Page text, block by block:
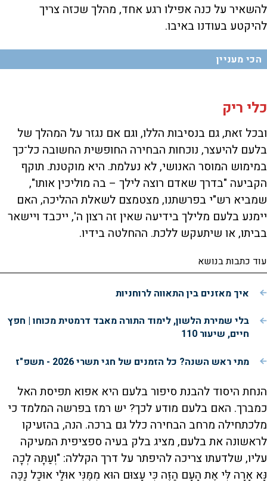
להשאיר על כנה אפילו רגע אחד, מהלך שכזה צריך
להיקטע בעודנו באיבו.
הכי מעניין
כלי ריק
ובכל זאת, גם בנסיבות הללו, וגם אם נגזר על המהלך של
בלעם להיעצר, נוכחות הבחירה החופשית החשובה כל־כך
במימוש המוסר האנושי, לא נעלמת. היא מוקטנת. תוקף
הקביעה "בדרך שאדם רוצה לילך – בה מוליכין אותו",
שמביא רש"י בפרשתנו, מצטמצם לשאלת ההליכה, האם
יימנע בלעם מלילך בידיעה שאין זה רצון ה', ייכבד ויישאר
בביתו, או שיתעקש ללכת. ההחלטה בידיו.
עוד כתבות בנושא
איך מאזנים בין התאווה לרוחניות
בלי שמירת הלשון, לימוד התורה מאבד דרמטית מכוחו | חפץ
חיים, שיעור 110
מתי ראש השנה? כל הזמנים של חגי תשרי 2026 - תשפ"ז
הנחת היסוד להבנת סיפור בלעם היא אפוא תפיסת האל
כמברך. האם בלעם מודע לכך? יש רמז בפרשה המלמד כי
מלכתחילה מרחב הבחירה כלל גם ברכה. הנה, בהזעיקו
לראשונה את בלעם, מציג בלק בעיה ספציפית המעיקה
עליו, שלדעתו צריכה להיפתר על דרך הקללה: "וְעַתָּה לְכָה
נָּא אָרָה לִּי אֶת הָעָם הַזֶּה כִּי עָצוּם הוּא מִמֶּנִּי אוּלַי אוּכַל נַכֶּה